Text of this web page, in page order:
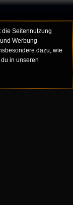
die Seitennutzung
Werbung
dazu, wie
in unseren